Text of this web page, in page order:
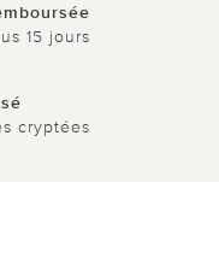
15 jours
cryptées